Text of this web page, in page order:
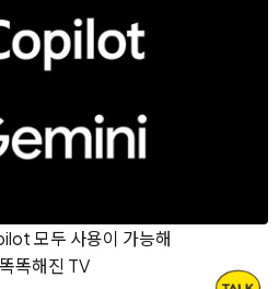
모두 사용이 가능해
똑해진 TV